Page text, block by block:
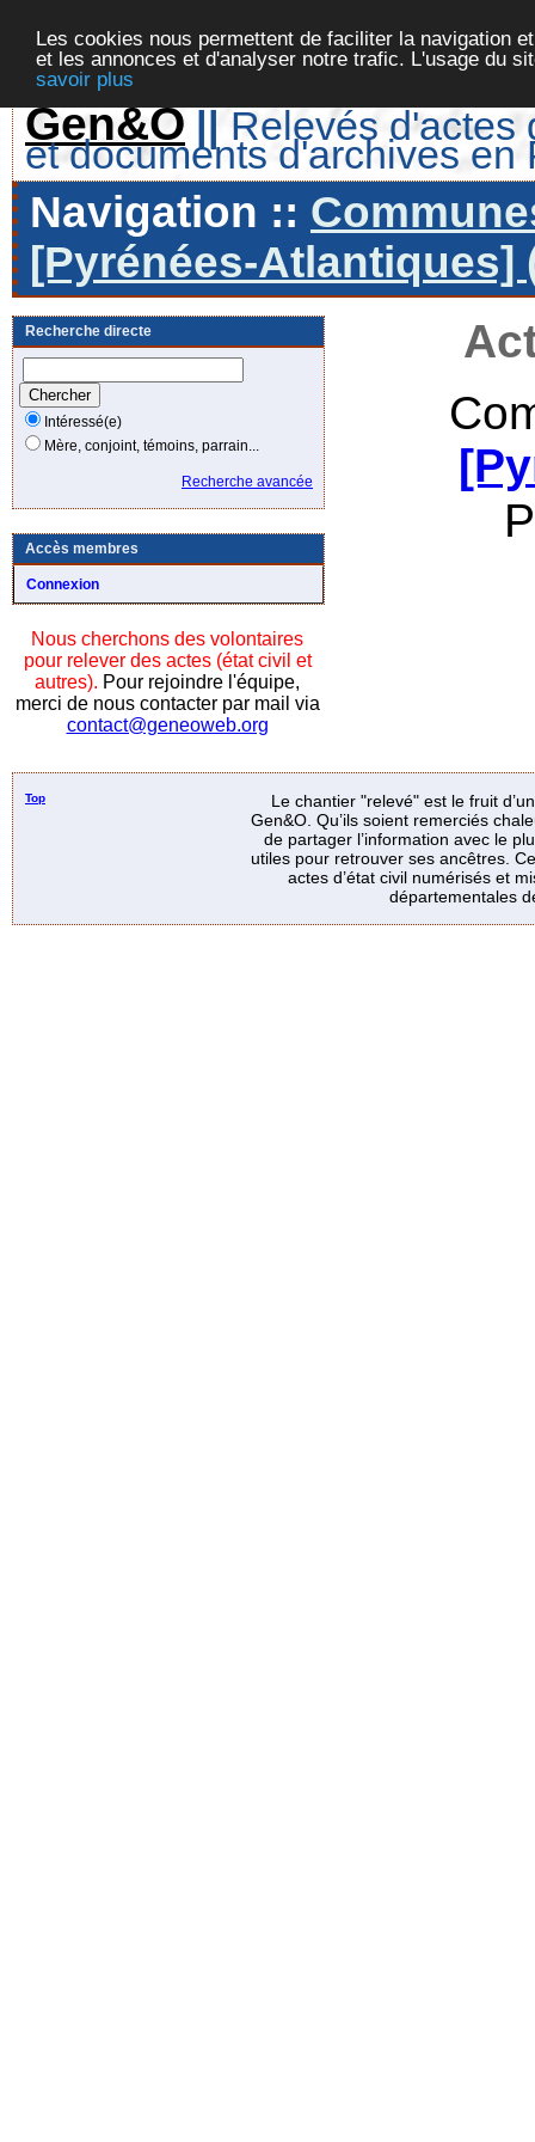
Les cookies nous permettent de faciliter la navigation
et les annonces et d'analyser notre trafic. L'usage du
savoir plus
Gen&O || Relevés d'actes
et documents d'archives en
Navigation ::
[Pyrénées-Atlantiques]
Recherche directe
Intéressé(e)
Mère, conjoint, témoins, parrain...
Recherche avancée
Accès membres
Connexion
Nous cherchons des volontaires
pour relever des actes (état civil et
autres). Pour rejoindre l'équipe,
merci de nous contacter par mail via
contact@geneoweb.org
Top
Le chantier "relevé" est le fruit
Gen&O. Qu’ils soient remerciés
de partager l’information avec le
utiles pour retrouver ses ancêtres.
actes d’état civil numérisés et
départementales